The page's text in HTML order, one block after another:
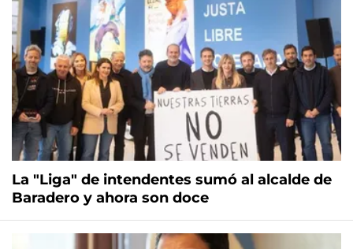
La "Liga" de intendentes sumó al alcalde de
Baradero y ahora son doce